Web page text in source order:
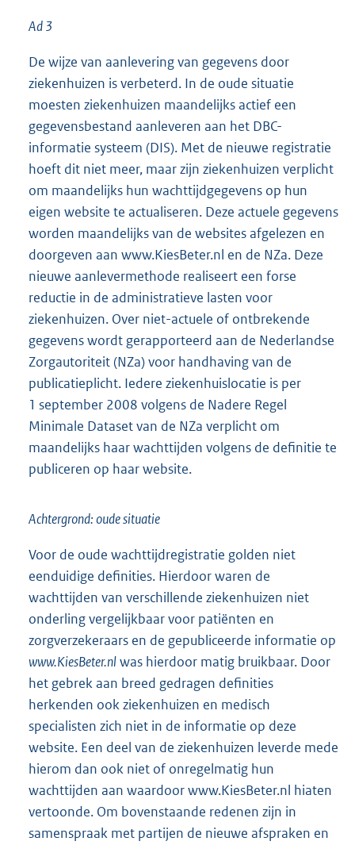
Ad 3
De wijze van aanlevering van gegevens door
ziekenhuizen is verbeterd. In de oude situatie
moesten ziekenhuizen maandelijks actief een
gegevensbestand aanleveren aan het DBC-
informatie systeem (DIS). Met de nieuwe registratie
hoeft dit niet meer, maar zijn ziekenhuizen verplicht
om maandelijks hun wachttijdgegevens op hun
eigen website te actualiseren. Deze actuele gegevens
worden maandelijks van de websites afgelezen en
doorgeven aan www.KiesBeter.nl en de NZa. Deze
nieuwe aanlevermethode realiseert een forse
reductie in de administratieve lasten voor
ziekenhuizen. Over niet-actuele of ontbrekende
gegevens wordt gerapporteerd aan de Nederlandse
Zorgautoriteit (NZa) voor handhaving van de
publicatieplicht. Iedere ziekenhuislocatie is per
1 september 2008 volgens de Nadere Regel
Minimale Dataset van de NZa verplicht om
maandelijks haar wachttijden volgens de definitie te
publiceren op haar website.
Achtergrond: oude situatie
Voor de oude wachttijdregistratie golden niet
eenduidige definities. Hierdoor waren de
wachttijden van verschillende ziekenhuizen niet
onderling vergelijkbaar voor patiënten en
zorgverzekeraars en de gepubliceerde informatie op
www.KiesBeter.nlwas hierdoor matig bruikbaar. Door
het gebrek aan breed gedragen definities
herkenden ook ziekenhuizen en medisch
specialisten zich niet in de informatie op deze
website. Een deel van de ziekenhuizen leverde mede
hierom dan ook niet of onregelmatig hun
wachttijden aan waardoor www.KiesBeter.nl hiaten
vertoonde. Om bovenstaande redenen zijn in
samenspraak met partijen de nieuwe afspraken en